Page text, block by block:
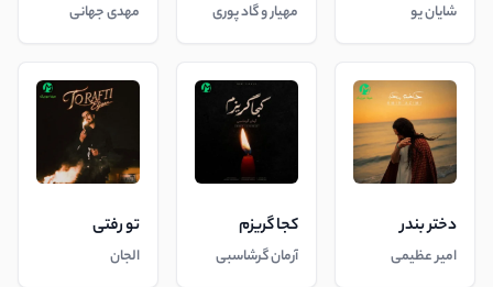
شایان یو مهیار و گاد پوری مهدی جهانی
دختر بندر
امیر عظیمی
کجا گریزم
آرمان گرشاسبی
تو رفتی
الجان